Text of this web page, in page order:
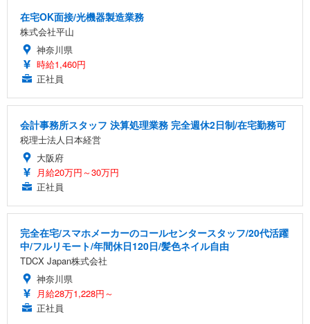
在宅OK面接/光機器製造業務
株式会社平山
神奈川県
時給1,460円
正社員
会計事務所スタッフ 決算処理業務 完全週休2日制/在宅勤務可
税理士法人日本経営
大阪府
月給20万円～30万円
正社員
完全在宅/スマホメーカーのコールセンタースタッフ/20代活躍
中/フルリモート/年間休日120日/髪色ネイル自由
TDCX Japan株式会社
神奈川県
月給28万1,228円～
正社員